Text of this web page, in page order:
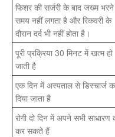
फिशर की सर्जरी के बाद जख्म
समय नहीं लगता है और रिकवरी के
दौरान दर्द भी नहीं होता है।
पूरी प्रक्रिया 30 मिनट में खत्म हो
जाती है
एक दिन में अस्पताल से डिस्चार्ज
दिया जाता है
रोगी दो दिन में अपने सभी साधारण
कर सकते हैं